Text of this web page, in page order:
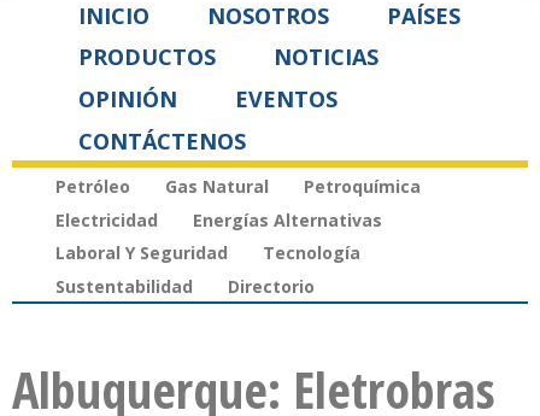
INICIO NOSOTROS
PAÍSES
PRODUCTOS
NOTICIAS
OPINIÓN
EVENTOS
CONTÁCTENOS
Petróleo Gas Natural
Petroquímica
Electricidad
Energías Alternativas
Laboral Y Seguridad
Tecnología
Sustentabilidad
Directorio
Albuquerque: Eletrobras